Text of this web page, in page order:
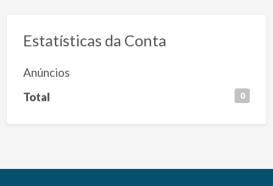
Estatísticas da Conta
Anúncios
Total 0